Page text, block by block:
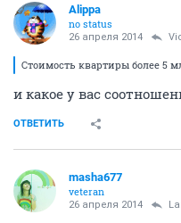
Alippa
no status
26 апреля 2014
Стоимость квартиры более 5
и какое у вас
ОТВЕТИТЬ
masha677
veteran
26 апреля 2014